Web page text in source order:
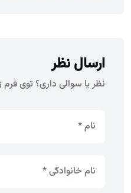
ارسال نظر
نظر یا سوالی داری؟ توی